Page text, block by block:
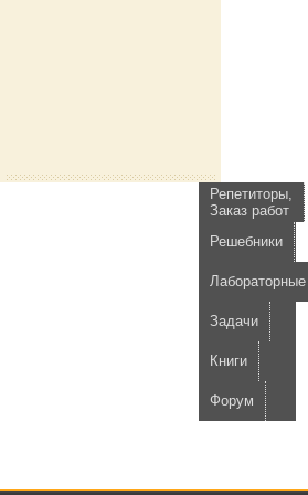
Репетиторы,
Заказ работ
Решебники
Лабораторные
Задачи
Книги
Форум